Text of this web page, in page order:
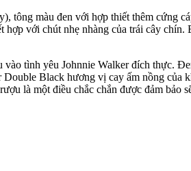
tông màu đen với hợp thiết thêm cứng
với chút nhẹ nhàng của trái cây chín.
tình yêu Johnnie Walker đích thực.
Double Black hương vị cay ấm nồng của
là một điều chắc chắn được đảm bảo